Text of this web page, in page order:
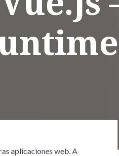
aplicaciones web. A